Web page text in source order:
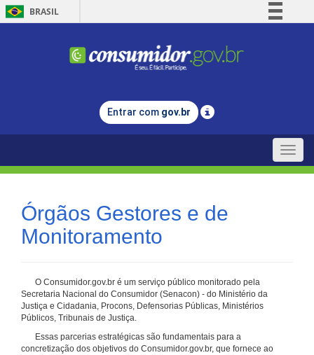
BRASIL
Comunica BR
Legislação
Entrar com gov.br
Toggle
Órgãos Gestores e de
Monitoramento
O Consumidor.gov.br é um serviço público monitorado pela
Secretaria Nacional do Consumidor (Senacon) - do Ministério da
Justiça e Cidadania, Procons, Defensorias Públicas, Ministérios
Públicos, Tribunais de Justiça.
Essas parcerias estratégicas são fundamentais para a
concretização dos objetivos do Consumidor.gov.br, que fornece ao